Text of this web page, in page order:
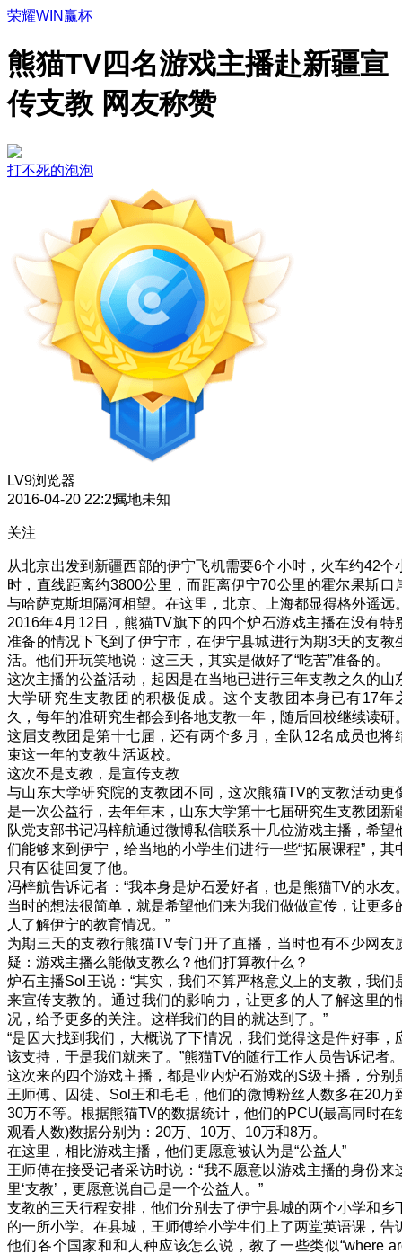
荣耀WIN赢杯
熊猫TV四名游戏主播赴新疆宣
传支教 网友称赞
打不死的泡泡
LV9浏览器
2016-04-20 22:25属地未知
关注
从北京出发到新疆西部的伊宁飞机需要6个小时，火车约42个
时，直线距离约3800公里，而距离伊宁70公里的霍尔果斯口
与哈萨克斯坦隔河相望。在这里，北京、上海都显得格外遥远
2016年4月12日，熊猫TV旗下的四个炉石游戏主播在没有特
准备的情况下飞到了伊宁市，在伊宁县城进行为期3天的支教
活。他们开玩笑地说：这三天，其实是做好了“吃苦”准备的。
这次主播的公益活动，起因是在当地已进行三年支教之久的山
大学研究生支教团的积极促成。这个支教团本身已有17年
久，每年的准研究生都会到各地支教一年，随后回校继续读研
这届支教团是第十七届，还有两个多月，全队12名成员也将
束这一年的支教生活返校。
这次不是支教，是宣传支教
与山东大学研究院的支教团不同，这次熊猫TV的支教活动更
是一次公益行，去年年末，山东大学第十七届研究生支教团新
队党支部书记冯梓航通过微博私信联系十几位游戏主播，希望
们能够来到伊宁，给当地的小学生们进行一些“拓展课程”，其
只有囚徒回复了他。
冯梓航告诉记者：“我本身是炉石爱好者，也是熊猫TV的水友
当时的想法很简单，就是希望他们来为我们做做宣传，让更多
人了解伊宁的教育情况。”
为期三天的支教行熊猫TV专门开了直播，当时也有不少网友
疑：游戏主播么能做支教么？他们打算教什么？
炉石主播Sol王说：“其实，我们不算严格意义上的支教，我们
来宣传支教的。通过我们的影响力，让更多的人了解这里的
况，给予更多的关注。这样我们的目的就达到了。”
“是囚大找到我们，大概说了下情况，我们觉得这是件好事，
该支持，于是我们就来了。”熊猫TV的随行工作人员告诉记者
这次来的四个游戏主播，都是业内炉石游戏的S级主播，分别
王师傅、囚徒、Sol王和毛毛，他们的微博粉丝人数多在20万
30万不等。根据熊猫TV的数据统计，他们的PCU(最高同时在
观看人数)数据分别为：20万、10万、10万和8万。
在这里，相比游戏主播，他们更愿意被认为是“公益人”
王师傅在接受记者采访时说：“我不愿意以游戏主播的身份来
里‘支教’，更愿意说自己是一个公益人。”
支教的三天行程安排，他们分别去了伊宁县城的两个小学和乡
的一所小学。在县城，王师傅给小学生们上了两堂英语课，告
他们各个国家和和人种应该怎么说，教了一些类似“where